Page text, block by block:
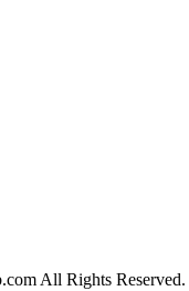
All Rights Reserved.